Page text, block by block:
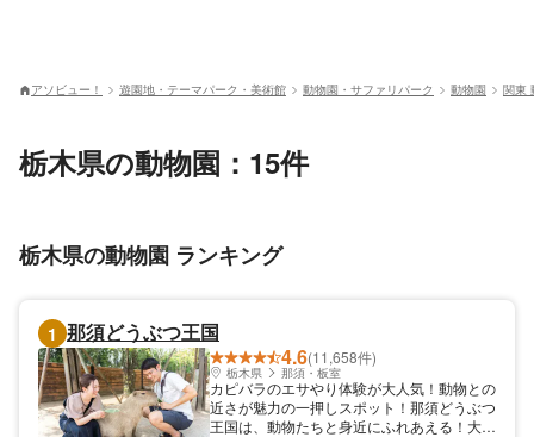
アソビュー！ 遊園地・テーマパーク・美術館 動物園・サファリパーク 動物園 関東
栃木県の動物園：15件
栃木県の動物園 ランキング
1 那須どうぶつ王国
4.6(11,658件)
栃木県 那須・板室
カピバラのエサやり体験が大人気！動物との
近さが魅力の一押しスポット！那須どうぶつ
王国は、動物たちと身近にふれあえる！大人